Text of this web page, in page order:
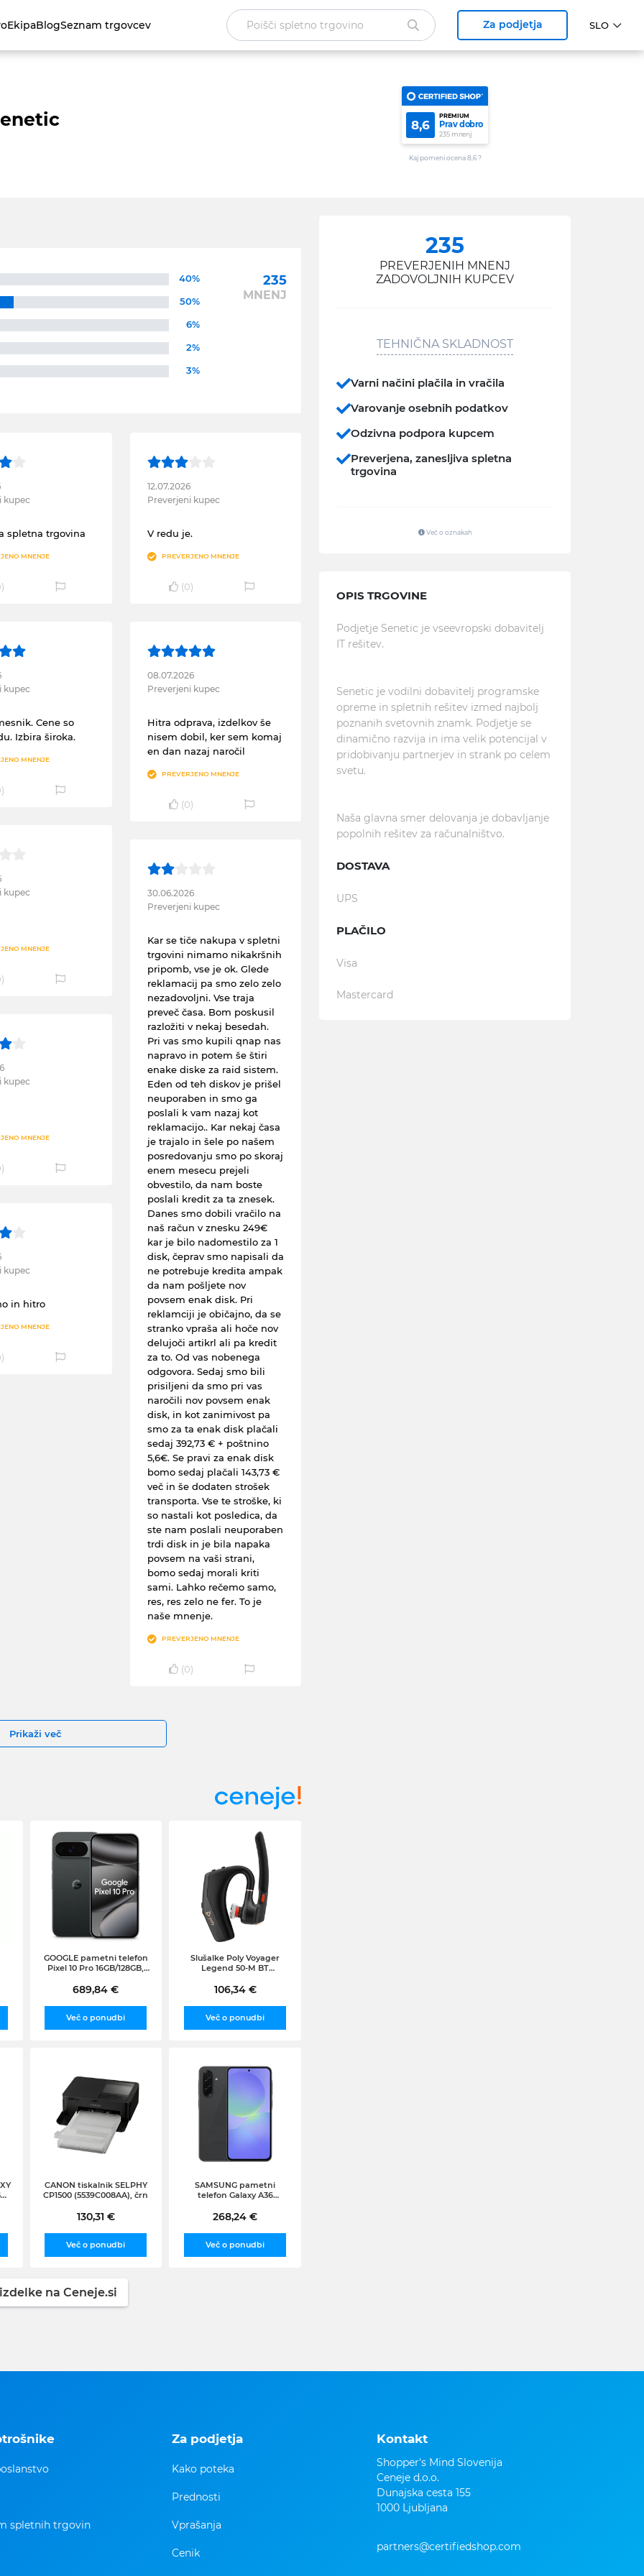
EkipaBlogSeznam trgovcev Za podjetja
8,6
PREMIUM
Prav dobro
235 mnenj
Kaj pomeni ocena 8,6 ?
40%
50%
6%
2%
3%
235
MNENJ
kupec
spletna trgovina
MNENJE
)
12.07.2026
Preverjeni kupec
V redu je.
PREVERJENO MNENJE
(0)
kupec
Cene so
Izbira široka.
MNENJE
)
08.07.2026
Preverjeni kupec
Hitra odprava, izdelkov še
nisem dobil, ker sem komaj
en dan nazaj naročil
PREVERJENO MNENJE
(0)
kupec
MNENJE
)
30.06.2026
Preverjeni kupec
Kar se tiče nakupa v spletni
trgovini nimamo nikakršnih
pripomb, vse je ok. Glede
reklamacij pa smo zelo zelo
nezadovoljni. Vse traja
preveč časa. Bom poskusil
razložiti v nekaj besedah.
Pri vas smo kupili qnap nas
napravo in potem še štiri
enake diske za raid sistem.
Eden od teh diskov je prišel
neuporaben in smo ga
poslali k vam nazaj kot
reklamacijo.. Kar nekaj časa
je trajalo in šele po našem
posredovanju smo po skoraj
enem mesecu prejeli
obvestilo, da nam boste
poslali kredit za ta znesek.
Danes smo dobili vračilo na
naš račun v znesku 249€
kar je bilo nadomestilo za 1
disk, čeprav smo napisali da
ne potrebuje kredita ampak
da nam pošljete nov
povsem enak disk. Pri
reklamciji je običajno, da se
stranko vpraša ali hoče nov
delujoči artikrl ali pa kredit
za to. Od vas nobenega
odgovora. Sedaj smo bili
prisiljeni da smo pri vas
naročili nov povsem enak
disk, in kot zanimivost pa
smo za ta enak disk plačali
sedaj 392,73 € + poštnino
5,6€. Se pravi za enak disk
bomo sedaj plačali 143,73 €
več in še dodaten strošek
transporta. Vse te stroške, ki
so nastali kot posledica, da
ste nam poslali neuporaben
trdi disk in je bila napaka
povsem na vaši strani,
bomo sedaj morali kriti
sami. Lahko rečemo samo,
res, res zelo ne fer. To je
naše mnenje.
PREVERJENO MNENJE
(0)
kupec
MNENJE
)
kupec
in hitro
MNENJE
)
Prikaži več
GOOGLE pametni telefon
Pixel 10 Pro 16GB/128GB,
689,84 €
Več o ponudbi
Slušalke Poly Voyager
Legend 50-M BT
106,34 €
Več o ponudbi
CANON tiskalnik SELPHY
CP1500 (5539C008AA), črn
130,31 €
Več o ponudbi
SAMSUNG pametni
telefon Galaxy A36
268,24 €
Več o ponudbi
na Ceneje.si
235
PREVERJENIH MNENJ
ZADOVOLJNIH KUPCEV
TEHNIČNA SKLADNOST
Varni načini plačila in vračila
Varovanje osebnih podatkov
Odzivna podpora kupcem
Preverjena, zanesljiva spletna
trgovina
Več o oznakah
OPIS TRGOVINE
Podjetje Senetic je vseevropski dobavitelj
IT rešitev.
Senetic je vodilni dobavitelj programske
opreme in spletnih rešitev izmed najbolj
poznanih svetovnih znamk. Podjetje se
dinamično razvija in ima velik potencijal v
pridobivanju partnerjev in strank po celem
svetu.
Naša glavna smer delovanja je dobavljanje
popolnih rešitev za računalništvo.
DOSTAVA
UPS
PLAČILO
Visa
Mastercard
spletnih trgovin
Za podjetja
Kako poteka
Prednosti
Vprašanja
Cenik
Kontakt
Shopper's Mind Slovenija
Ceneje d.o.o.
Dunajska cesta 155
1000 Ljubljana
partners@certifiedshop.com